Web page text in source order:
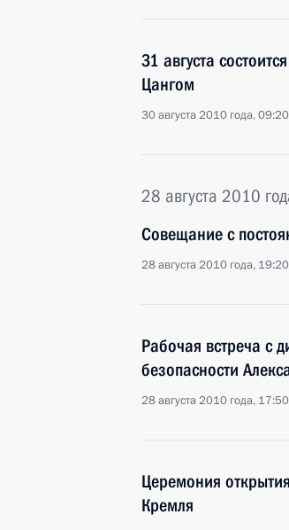
31 августа
Цангом
30 августа 2010 года, 09:20
28 августа 2010
Совещание с
28 августа 2010 года, 19:20
Рабочая встреча с
безопасности
28 августа 2010 года, 17:50
Церемония
Кремля